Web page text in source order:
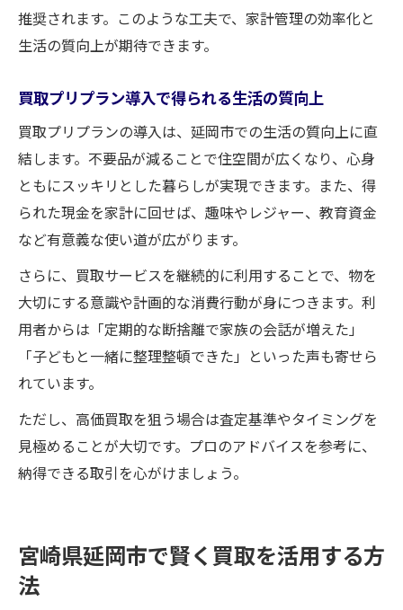
推奨されます。このような工夫で、家計管理の効率化と
生活の質向上が期待できます。
買取プリプラン導入で得られる生活の質向上
買取プリプランの導入は、延岡市での生活の質向上に直
結します。不要品が減ることで住空間が広くなり、心身
ともにスッキリとした暮らしが実現できます。また、得
られた現金を家計に回せば、趣味やレジャー、教育資金
など有意義な使い道が広がります。
さらに、買取サービスを継続的に利用することで、物を
大切にする意識や計画的な消費行動が身につきます。利
用者からは「定期的な断捨離で家族の会話が増えた」
「子どもと一緒に整理整頓できた」といった声も寄せら
れています。
ただし、高価買取を狙う場合は査定基準やタイミングを
見極めることが大切です。プロのアドバイスを参考に、
納得できる取引を心がけましょう。
宮崎県延岡市で賢く買取を活用する方
法